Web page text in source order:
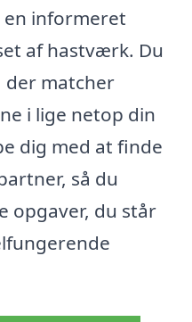
en informeret
af hastværk. Du
der matcher
i lige netop din
dig med at finde
så du
opgaver, du står